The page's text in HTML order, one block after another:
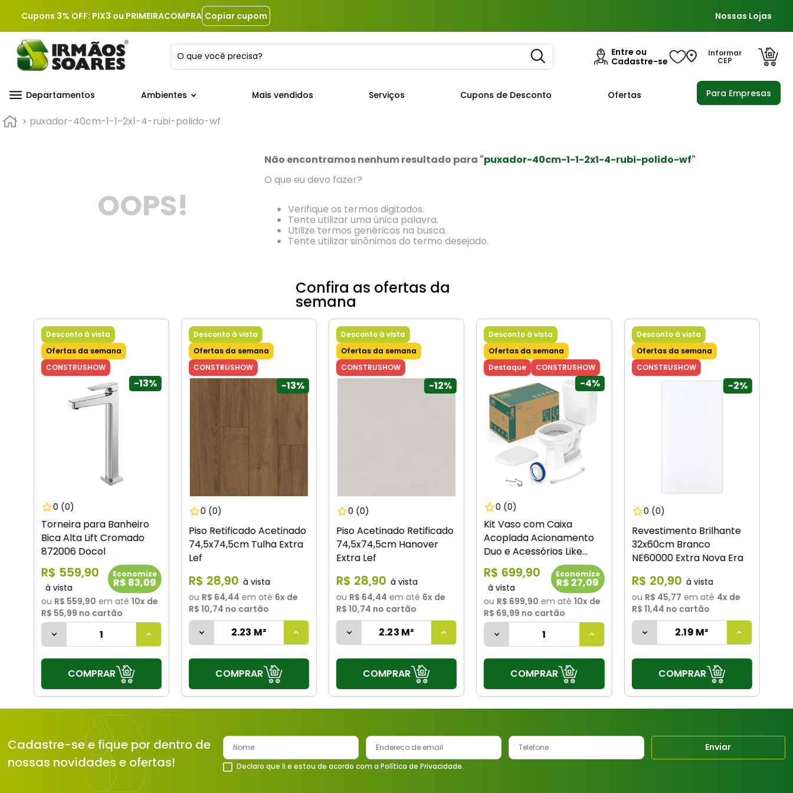
Cupons 3% OFF: PIX3 ou PRIMEIRACOMPRA Copiar cupom Nossas Lojas
O que você precisa?
Entre ou
Cadastre-se
Informar
CEP
Departamentos Ambientes Mais vendidos Serviços Cupons de Desconto Ofertas Para Empresas
puxador-40cm-1-1-2x1-4-rubi-polido-wf
OOPS!
Não encontramos nenhum resultado para "puxador-40cm-1-1-2x1-4-rubi-polido-wf"
O que eu devo fazer?
Verifique os termos digitados.
Tente utilizar uma única palavra.
Utilize termos genéricos na busca.
Tente utilizar sinônimos do termo desejado.
Confira as ofertas da
semana
Desconto à vista
Ofertas da semana
CONSTRUSHOW
-13%
0 (0)
Torneira para Banheiro
Bica Alta Lift Cromado
872006 Docol
R$ 559,90 Economize
R$ 83,09
ou R$ 559,90 em até 10x de
R$ 55,99 no cartão
COMPRAR
Desconto à vista
Ofertas da semana
CONSTRUSHOW
-13%
0 (0)
Piso Retificado Acetinado
74,5x74,5cm Tulha Extra
Lef
R$ 28,90
ou R$ 64,44 em até 6x de
R$ 10,74 no cartão
COMPRAR
Desconto à vista
Ofertas da semana
CONSTRUSHOW
-12%
0 (0)
Piso Acetinado Retificado
74,5x74,5cm Hanover
Extra Lef
R$ 28,90
ou R$ 64,44 em até 6x de
R$ 10,74 no cartão
COMPRAR
Desconto à vista
Ofertas da semana
Destaque
CONSTRUSHOW
-4%
0 (0)
Kit Vaso com Caixa
Acoplada Acionamento
Duo e Acessórios Like
Branco Celite
R$ 699,90 Economize
R$ 27,09
ouR$ 699,90 em até 10x de
R$ 69,99 no cartão
COMPRAR
Desconto à vista
Ofertas da semana
CONSTRUSHOW
-2%
0 (0)
Revestimento Brilhante
32x60cm Branco
NE60000 Extra Nova Era
R$ 20,90
ou R$ 45,77 em até 4x de
R$ 11,44 no cartão
COMPRAR
Cadastre-se e fique por dentro de
nossas novidades e ofertas!
Enviar
Declaro que li e estou de acordo com a Política de Privacidade.
º
telha
º
cimento
janela